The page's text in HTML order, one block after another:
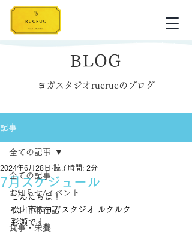
BLOG
ヨガスタジオrucrucのブログ
記事
全ての記事
お知らせ/イベント
インド滞在記
食事・栄養
全ての記事
7月スケジュール
2024年6月28日 読了時間: 2分
こんにちは！
松山市のヨガスタジオ ルクルク
彩瀬です。